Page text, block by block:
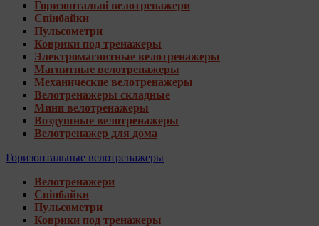
Горизонтальні велотренажери
Спінбайки
Пульсометри
Коврики под тренажеры
Электромагнитные велотренажеры
Магнитные велотренажеры
Механические велотренажеры
Велотренажеры складные
Мини велотренажеры
Воздушные велотренажеры
Велотренажер для дома
Горизонтальные велотренажеры
Велотренажери
Спінбайки
Пульсометри
Коврики под тренажеры